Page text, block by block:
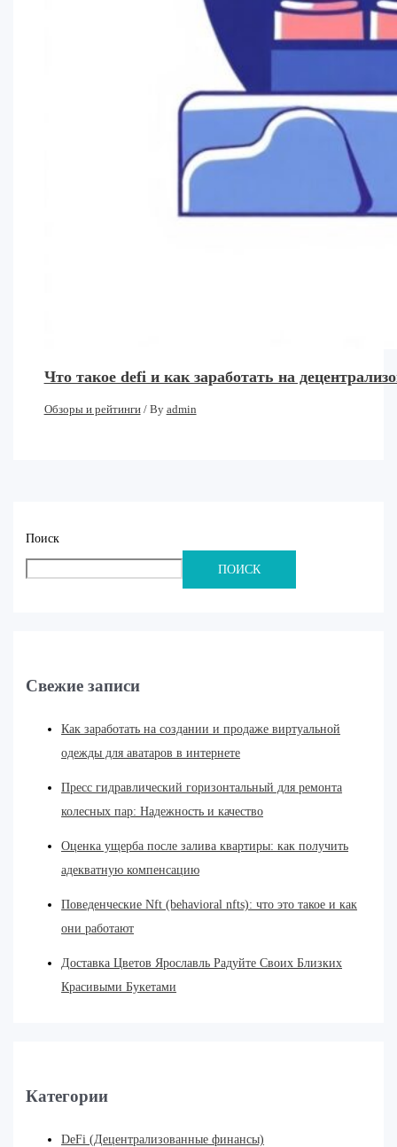
Что такое defi и как заработать на
Обзоры и рейтинги/ By admin
Поиск
ПОИСК
Свежие записи
Как заработать на создании и продаже виртуальной
одежды для аватаров в интернете
Пресс гидравлический горизонтальный для ремонта
колесных пар: Надежность и качество
Оценка ущерба после залива квартиры: как получить
адекватную компенсацию
Поведенческие Nft (behavioral nfts): что это такое и как
они работают
Доставка Цветов Ярославль Радуйте Своих Близких
Красивыми Букетами
Категории
DeFi (Децентрализованные финансы)